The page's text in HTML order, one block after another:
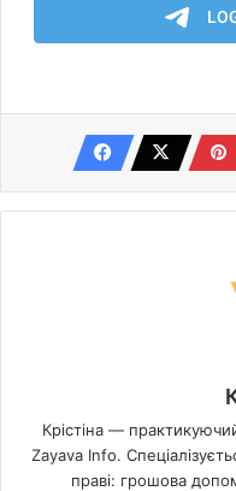
Крістіна —
Zayava Info.
праві: грошова